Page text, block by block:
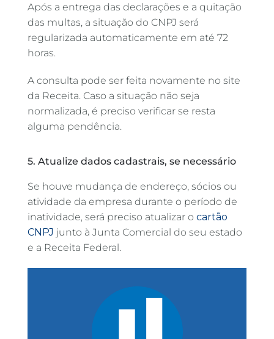
Após a entrega das declarações e a quitação
das multas, a situação do CNPJ será
regularizada automaticamente em até 72
horas.
A consulta pode ser feita novamente no site
da Receita. Caso a situação não seja
normalizada, é preciso verificar se resta
alguma pendência.
5. Atualize dados cadastrais, se necessário
Se houve mudança de endereço, sócios ou
atividade da empresa durante o período de
inatividade, será preciso atualizar o cartão
CNPJ junto à Junta Comercial do seu estado
e a Receita Federal.